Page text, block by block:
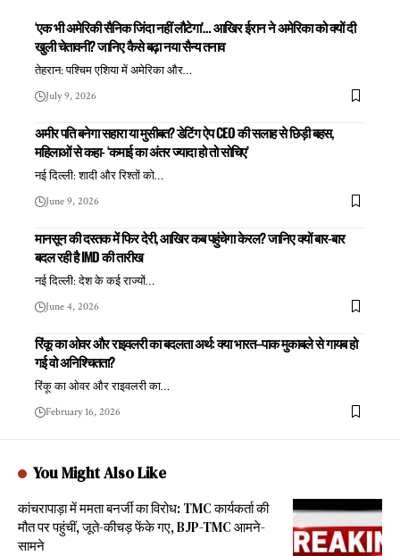
‘एक भी अमेरिकी सैनिक जिंदा नहीं लौटेगा’… आखिर ईरान ने अमेरिका को क्यों दी
खुली चेतावनी? जानिए कैसे बढ़ा नया सैन्य तनाव
तेहरान: पश्चिम एशिया में अमेरिका और…
July 9, 2026
अमीर पति बनेगा सहारा या मुसीबत? डेटिंग ऐप CEO की सलाह से छिड़ी बहस,
महिलाओं से कहा- ‘कमाई का अंतर ज्यादा हो तो सोचिए’
नई दिल्ली: शादी और रिश्तों को…
June 9, 2026
मानसून की दस्तक में फिर देरी, आखिर कब पहुंचेगा केरल? जानिए क्यों बार-बार
बदल रही है IMD की तारीख
नई दिल्ली: देश के कई राज्यों…
June 4, 2026
रिंकू का ओवर और राइवलरी का बदलता अर्थ: क्या भारत–पाक मुकाबले से गायब हो
गई वो अनिश्चितता?
रिंकू का ओवर और राइवलरी का…
February 16, 2026
You Might Also Like
कांचरापाड़ा में ममता बनर्जी का विरोध: TMC कार्यकर्ता की
मौत पर पहुंचीं, जूते-कीचड़ फेंके गए, BJP-TMC आमने-
सामने